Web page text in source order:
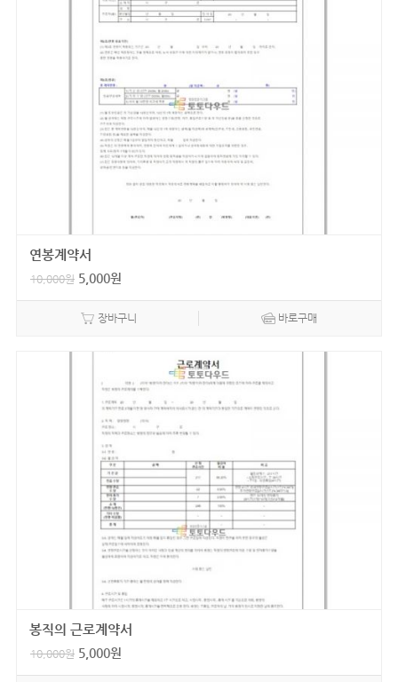
연봉계약서
10,000원 5,000원
장바구니 바로구매
봉직의 근로계약서
10,000원 5,000원